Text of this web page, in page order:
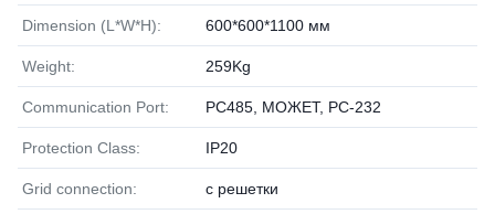
Dimension (L*W*H): 600*600*1100 мм
Weight: 259Kg
Communication Port: РС485, МОЖЕТ, РС-232
Protection Class: IP20
Grid connection: с решетки